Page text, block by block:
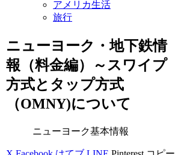
アメリカ生活
旅行
ニューヨーク・地下鉄情
報（料金編）～スワイプ
方式とタップ方式
（OMNY)について
ニューヨーク基本情報